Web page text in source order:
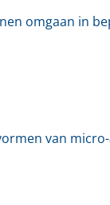
omgaan in
van